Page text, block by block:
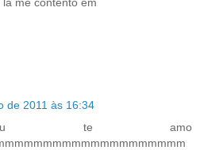
de 2011 às 16:34
te amo